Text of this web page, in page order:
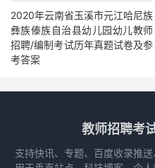
2020年云南省玉溪市元江哈尼族
彝族傣族自治县幼儿园幼儿教师
招聘/编制考试历年真题试卷及参
考答案
教师招聘考
支持快讯、专题、百度收录推